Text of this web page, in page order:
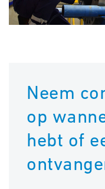
Neem
op
hebt of